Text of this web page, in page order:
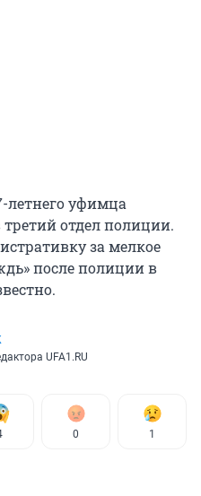
уфимца
отдел полиции.
за мелкое
после полиции в
UFA1.RU
0 1